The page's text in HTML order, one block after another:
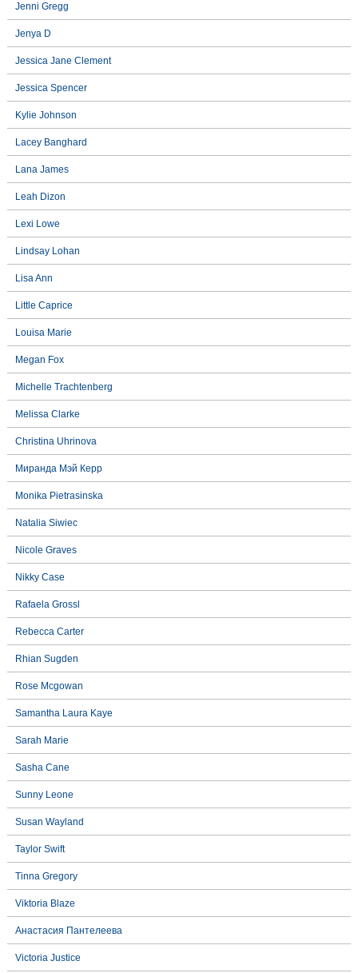
Jenni Gregg
Jenya D
Jessica Jane Clement
Jessica Spencer
Kylie Johnson
Lacey Banghard
Lana James
Leah Dizon
Lexi Lowe
Lindsay Lohan
Lisa Ann
Little Caprice
Louisa Marie
Megan Fox
Michelle Trachtenberg
Melissa Clarke
Christina Uhrinova
Миранда Мэй Керр
Monika Pietrasinska
Natalia Siwiec
Nicole Graves
Nikky Case
Rafaela Grossl
Rebecca Carter
Rhian Sugden
Rose Mcgowan
Samantha Laura Kaye
Sarah Marie
Sasha Cane
Sunny Leone
Susan Wayland
Taylor Swift
Tinna Gregory
Viktoria Blaze
Анастасия Пантелеева
Victoria Justice